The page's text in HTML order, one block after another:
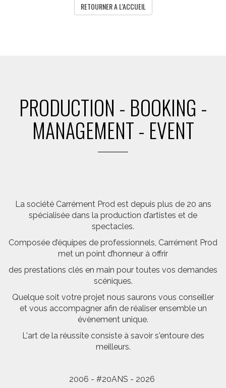
RETOURNER A L'ACCUEIL
PRODUCTION - BOOKING -
MANAGEMENT - EVENT
La société Carrément Prod est depuis plus de 20 ans
spécialisée dans la production d’artistes et de
spectacles.
Composée d’équipes de professionnels, Carrément Prod
met un point d’honneur à offrir
des prestations clés en main pour toutes vos demandes
scéniques.
Quelque soit votre projet nous saurons vous conseiller
et vous accompagner afin de réaliser ensemble un
évènement unique.
L'art de la réussite consiste à savoir s'entoure des
meilleurs.
2006 - #20ANS - 2026